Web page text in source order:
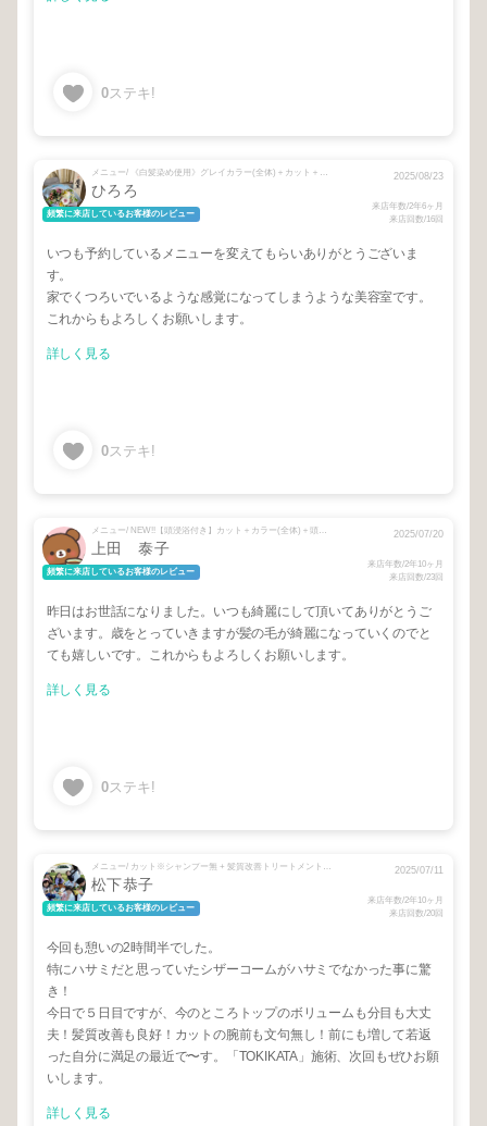
0ステキ!
メニュー/ 《白髪染め使用》グレイカラー(全体)＋カット＋トリートメント
ひろろ
頻繁に来店しているお客様のレビュー
2025/08/23
来店年数/2年6ヶ月
来店回数/16回
いつも予約しているメニューを変えてもらいありがとうございま
す。
家でくつろいでいるような感覚になってしまうような美容室です。
これからもよろしくお願いします。
詳しく見る
0ステキ!
メニュー/ NEW!!【頭浸浴付き】カット＋カラー(全体)＋頭浸浴トリートメント
上田 泰子
頻繁に来店しているお客様のレビュー
2025/07/20
来店年数/2年10ヶ月
来店回数/23回
昨日はお世話になりました。いつも綺麗にして頂いてありがとうご
ざいます。歳をとっていきますが髪の毛が綺麗になっていくのでと
ても嬉しいです。これからもよろしくお願いします。
詳しく見る
0ステキ!
メニュー/ カット※シャンプー無 + 髪質改善トリートメント（プリンセスケア） + 【全体染め】カット＋カラー(全体)＋選べるトリートメント
松下恭子
頻繁に来店しているお客様のレビュー
2025/07/11
来店年数/2年10ヶ月
来店回数/20回
今回も憩いの2時間半でした。
特にハサミだと思っていたシザーコームがハサミでなかった事に驚
き！
今日で５日目ですが、今のところトップのボリュームも分目も大丈
夫！髪質改善も良好！カットの腕前も文句無し！前にも増して若返
った自分に満足の最近で〜す。「TOKIKATA」施術、次回もぜひお願
いします。
詳しく見る